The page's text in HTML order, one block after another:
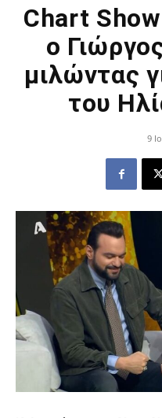
Chart
ο
μιλώντας
του
9